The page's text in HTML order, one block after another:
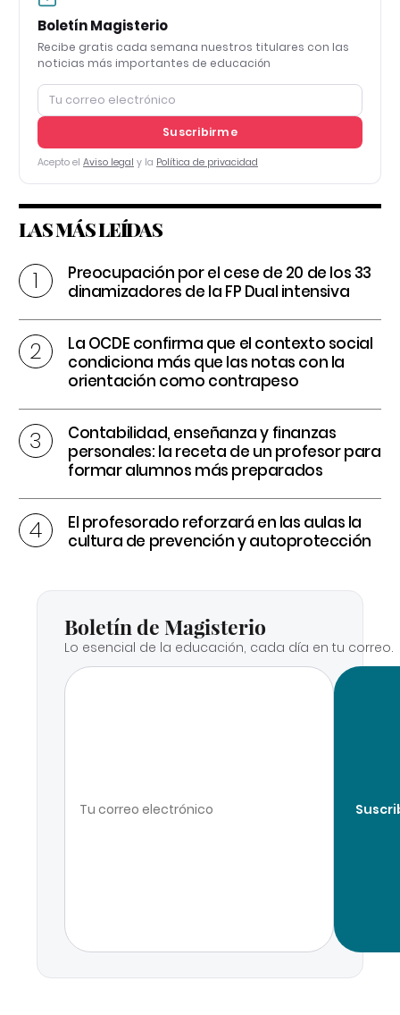
Boletín Magisterio
Recibe gratis cada semana nuestros titulares con las
noticias más importantes de educación
Suscribirme
Acepto el Aviso legal y la Política de privacidad
LAS MÁS LEÍDAS
Preocupación por el cese de 20 de los 33
dinamizadores de la FP Dual intensiva
La OCDE confirma que el contexto social
condiciona más que las notas con la
orientación como contrapeso
Contabilidad, enseñanza y finanzas
personales: la receta de un profesor para
formar alumnos más preparados
El profesorado reforzará en las aulas la
cultura de prevención y autoprotección
Boletín de Magisterio
Lo esencial de la educación, cada día en tu correo.